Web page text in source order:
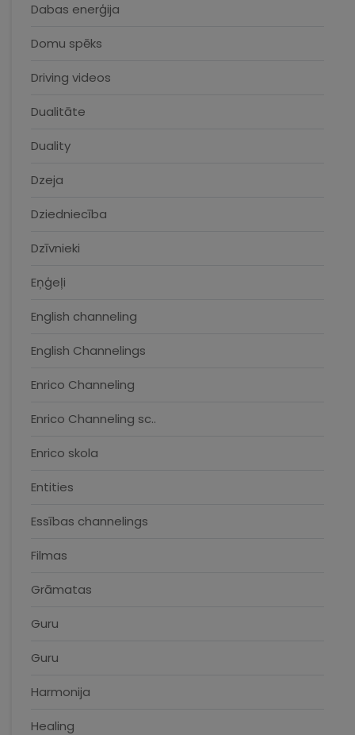
Dabas enerģija
Domu spēks
Driving videos
Dualitāte
Duality
Dzeja
Dziedniecība
Dzīvnieki
Eņģeļi
English channeling
English Channelings
Enrico Channeling
Enrico Channeling sc..
Enrico skola
Entities
Essības channelings
Filmas
Grāmatas
Guru
Guru
Harmonija
Healing